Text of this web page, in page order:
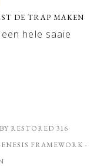
DE TRAP MAKEN
hele saaie
BY RESTORED 316
FRAMEWORK ·